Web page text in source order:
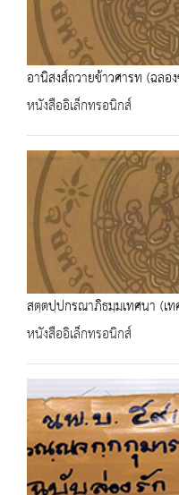
อานิสงส์ถวายข้าวศารท (ฉลอ
หนังสืออิเล็กทรอนิกส์
สตฺตปฺปกรณาภิธมฺมเทศนา (เ
หนังสืออิเล็กทรอนิกส์